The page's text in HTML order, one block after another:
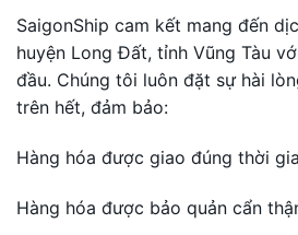
SaigonShip cam kết mang đến
huyện Long Đất, tỉnh Vũng Tàu
đầu. Chúng tôi luôn đặt sự hài
trên hết, đảm bảo:
Hàng hóa được giao đúng thời
Hàng hóa được bảo quản cẩn